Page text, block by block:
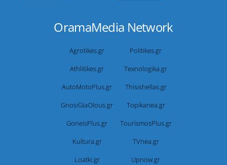
OramaMedia Network
Agrotikes.gr
Politikes.gr
Athlitikes.gr
Texnologika.gr
AutoMotoPlus.gr
Thisishellas.gr
GnosiGiaOlous.gr
Topikanea.gr
GoneisPlus.gr
TourismosPlus.gr
Kultura.gr
TVnea.gr
Loatki.gr
Upnow.gr